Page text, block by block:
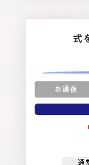
式
お通夜
通